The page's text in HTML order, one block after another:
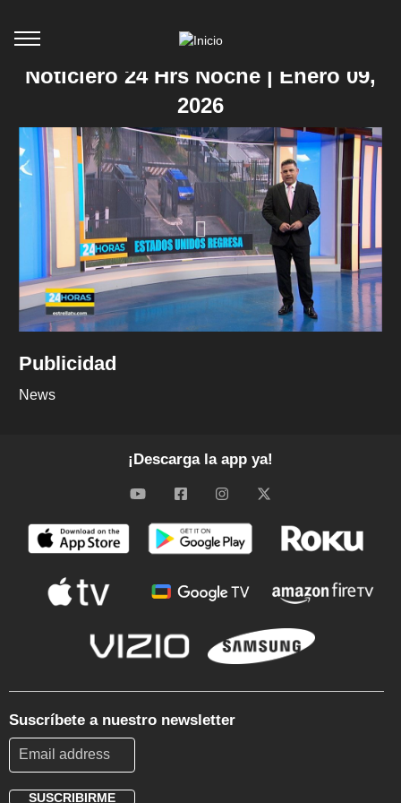
Noticiero 24 Hrs Noche | Enero 09,
2026
Publicidad
News
¡Descarga la app ya!
Suscríbete a nuestro newsletter
SUSCRIBIRME